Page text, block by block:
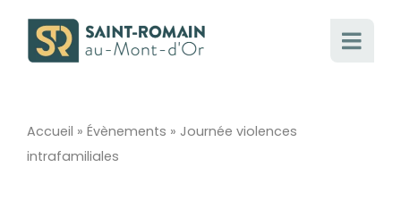
Accueil » Évènements » Journée violences
intrafamiliales